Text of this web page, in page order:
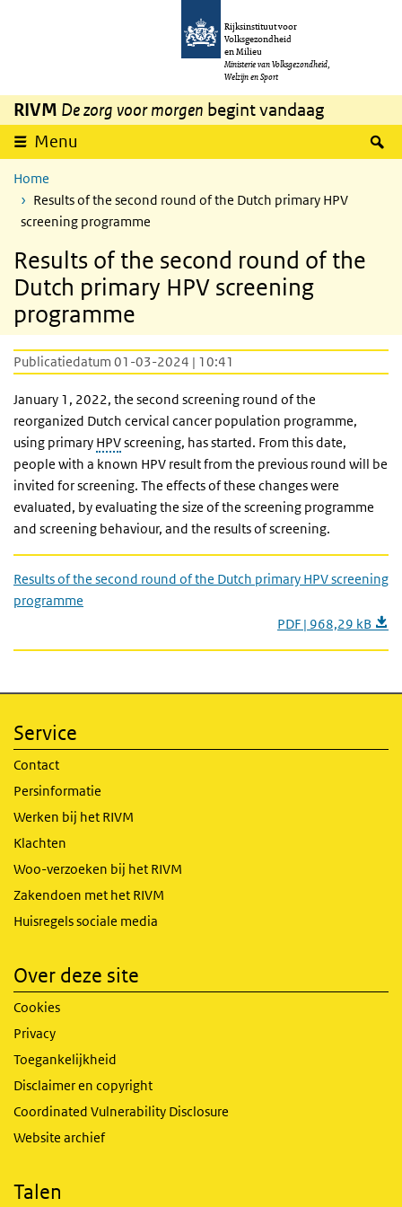
Overslaan en naar de inhoud gaan
Rijksinstituut voor
Volksgezondheid
en Milieu
Ministerie van Volksgezondheid,
Welzijn en Sport
RIVM De zorg voor morgen begint vandaag
Menu
Home
Results of the second round of the Dutch primary HPV
screening programme
Results of the second round of the
Dutch primary HPV screening
programme
Publicatiedatum 01-03-2024 | 10:41
January 1, 2022, the second screening round of the
reorganized Dutch cervical cancer population programme,
using primary HPVscreening, has started. From this date,
people with a known HPV result from the previous round will be
invited for screening. The effects of these changes were
evaluated, by evaluating the size of the screening programme
and screening behaviour, and the results of screening.
Results of the second round of the Dutch primary HPV screening
programme
PDF | 968,29 kB
Service
Contact
Persinformatie
Werken bij het RIVM
Klachten
Woo-verzoeken bij het RIVM
Zakendoen met het RIVM
Huisregels sociale media
Over deze site
Cookies
Privacy
Toegankelijkheid
Disclaimer en copyright
Coordinated Vulnerability Disclosure
Website archief
Talen